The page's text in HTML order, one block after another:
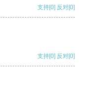
支持[0] 反对[0]
支持[0] 反对[0]